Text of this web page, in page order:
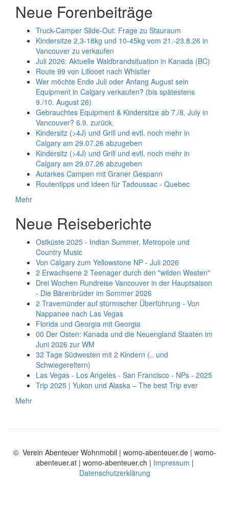
Neue Forenbeiträge
Truck-Camper Slide-Out: Frage zu Stauraum
Kindersitze 2,3-18kg und 10-45kg vom 21.-23.8.26 in
Vancouver zu verkaufen
Juli 2026: Aktuelle Waldbrandsituation in Kanada (BC)
Route 99 von Lillooet nach Whistler
Wer möchte Ende Juli oder Anfang August sein
Equipment in Calgary verkaufen? (bis spätestens
9./10. August 26)
Gebrauchtes Equipment & Kindersitze ab 7./8. July in
Vancouver? 6.9. zurück.
Kindersitz (>4J) und Grill und evtl. noch mehr in
Calgary am 29.07.26 abzugeben
Kindersitz (>4J) und Grill und evtl. noch mehr in
Calgary am 29.07.26 abzugeben
Autarkes Campen mit Graner Gespann
Routentipps und Ideen für Tadoussac - Quebec
Mehr
Neue Reiseberichte
Ostküste 2025 - Indian Summer, Metropole und
Country Music
Von Calgary zum Yellowstone NP - Juli 2026
2 Erwachsene 2 Teenager durch den "wilden Westen"
Drei Wochen Rundreise Vancouver in der Hauptsaison
- Die Bärenbrüder im Sommer 2026
2 Travemünder auf stürmischer Überführung - Von
Nappanee nach Las Vegas
Florida und Georgia mit Georgia
00 Der Osten: Kanada und die Neuengland Staaten im
Juni 2026 zur WM
32 Tage Südwesten mit 2 Kindern (.. und
Schwiegereltern)
Las Vegas - Los Angeles - San Francisco - NPs - 2025
Trip 2025 | Yukon und Alaska – The best Trip ever
Mehr
© Verein Abenteuer Wohnmobil | womo-abenteuer.de | womo-
abenteuer.at | womo-abenteuer.ch | Impressum |
Datenschutzerklärung